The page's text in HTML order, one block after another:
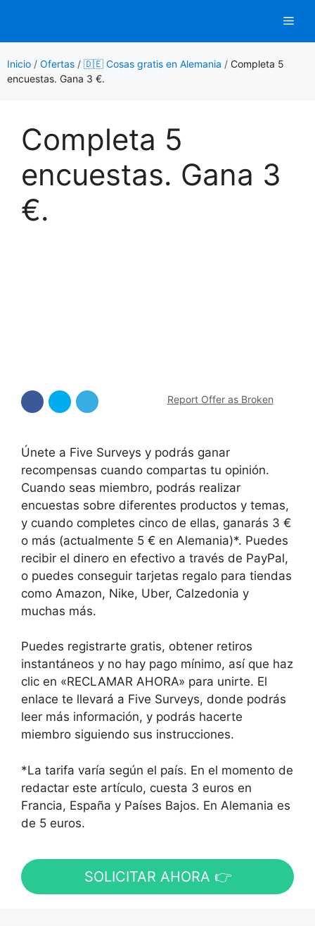
contenido
Inicio / Ofertas / 🇩🇪 Cosas gratis en Alemania / Completa 5
encuestas. Gana 3 €.
Completa 5
encuestas. Gana 3
€.
Report Offer as Broken
Únete a Five Surveys y podrás ganar
recompensas cuando compartas tu opinión.
Cuando seas miembro, podrás realizar
encuestas sobre diferentes productos y temas,
y cuando completes cinco de ellas, ganarás 3 €
o más (actualmente 5 € en Alemania)*. Puedes
recibir el dinero en efectivo a través de PayPal,
o puedes conseguir tarjetas regalo para tiendas
como Amazon, Nike, Uber, Calzedonia y
muchas más.
Puedes registrarte gratis, obtener retiros
instantáneos y no hay pago mínimo, así que haz
clic en «RECLAMAR AHORA» para unirte. El
enlace te llevará a Five Surveys, donde podrás
leer más información, y podrás hacerte
miembro siguiendo sus instrucciones.
*La tarifa varía según el país. En el momento de
redactar este artículo, cuesta 3 euros en
Francia, España y Países Bajos. En Alemania es
de 5 euros.
SOLICITAR AHORA 👉